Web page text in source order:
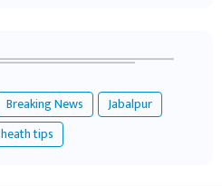
Breaking News
Jabalpur
heath tips